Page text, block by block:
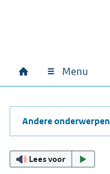
Hoofdnavigatie
Home Menu
Andere onderwerpen
Lees voor